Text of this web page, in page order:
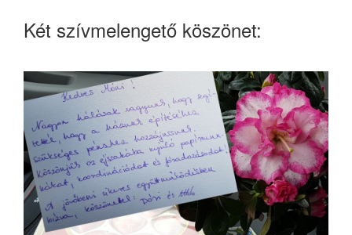
Két szívmelengető köszönet: